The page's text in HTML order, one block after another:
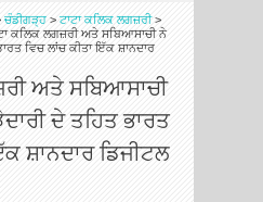
ਚੰਡੀਗੜ੍ਹ > ਟਾਟਾ ਕਲਿਕ ਲਗਜ਼ਰੀ>
ਕਲਿਕ ਲਗਜ਼ਰੀ ਅਤੇ ਸਬਿਆਸਾਚੀ ਨੇ
ਵਿਚ ਲਾਂਚ ਕੀਤਾ ਇੱਕ ਸ਼ਾਨਦਾਰ
ਅਤੇ ਸਬਿਆਸਾਚੀ
ਦੇ ਤਹਿਤ ਭਾਰਤ
ਸ਼ਾਨਦਾਰ ਡਿਜੀਟਲ